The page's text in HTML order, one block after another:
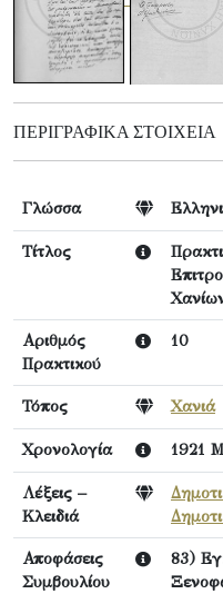
ΠΕΡΙΓΡΑΦΙΚΆ ΣΤΟΙΧΕΊΑ
Γλώσσα
Τίτλος
Αριθμός
Πρακτικού
10
Τόπος Χανιά
Χρονολογία 1921
Λέξεις –
Κλειδιά
Αποφάσεις
Συμβουλίου
83)